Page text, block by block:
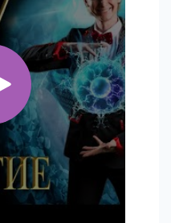
ВАРИАНТ ПО
ПОНРАВИТСЯ